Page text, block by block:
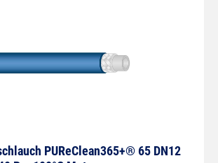
Innendurchmesser: 12mm
PUReClean365+® 65 DN12